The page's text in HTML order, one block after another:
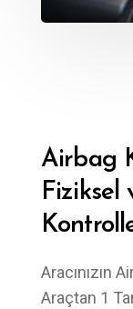
Airbag
Fiziksel
Aracınızın
Araçtan 1